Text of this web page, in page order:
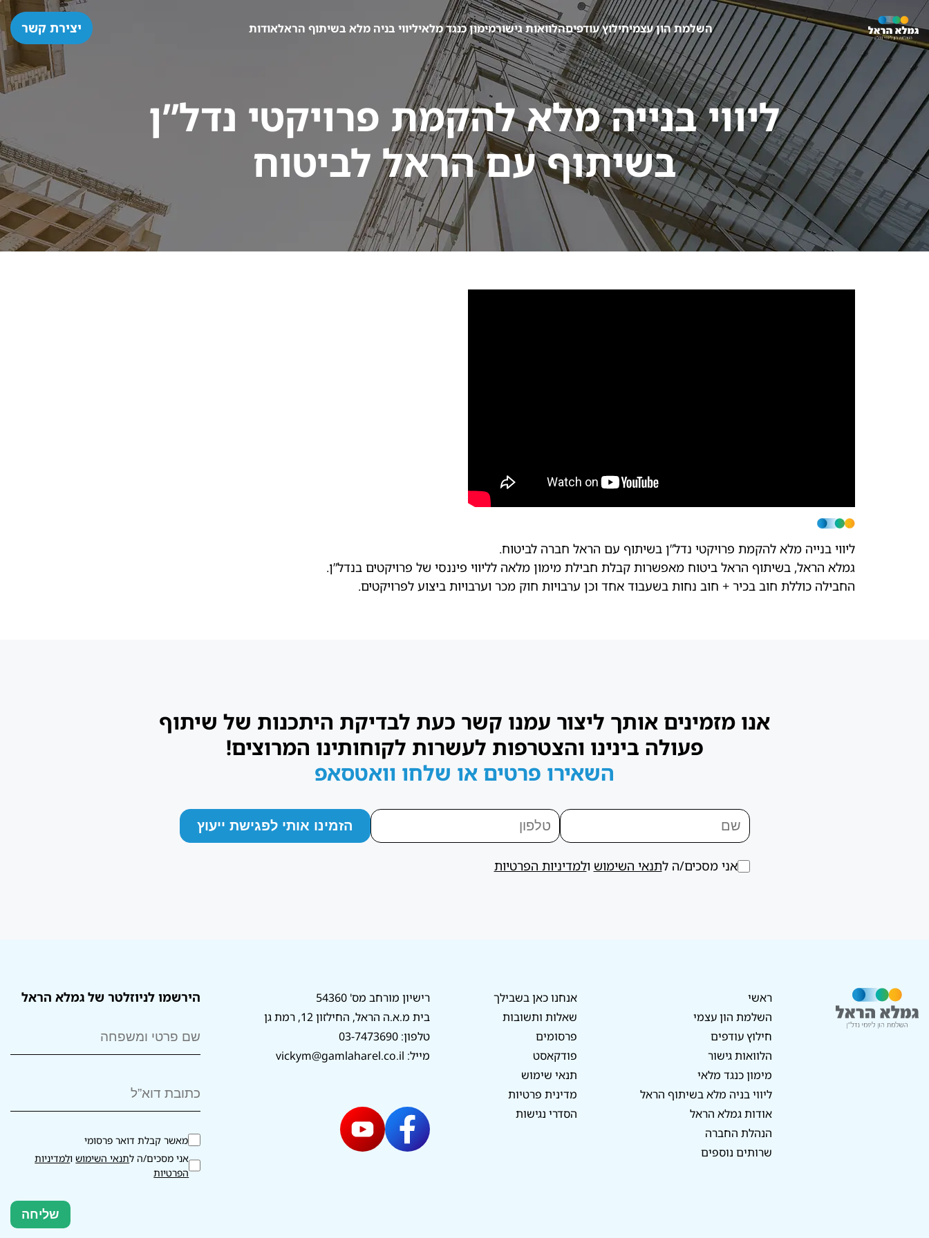
השלמת הון עצמיחילוץ עודפיםהלוואות גישורמימון כנגד מלאיליווי בניה מלא בשיתוף הראלאודות יצירת קשר
ליווי בנייה מלא להקמת פרויקטי נדל”ן
בשיתוף עם הראל לביטוח
ליווי בנייה מלא להקמת פרויקטי נדל”ן בשיתוף עם הראל חברה לביטוח.
גמלא הראל, בשיתוף הראל ביטוח מאפשרות קבלת חבילת מימון מלאה לליווי פיננסי של פרויקטים בנדל”ן.
החבילה כוללת חוב בכיר + חוב נחות בשעבוד אחד וכן ערבויות חוק מכר וערבויות ביצוע לפרויקטים.
אנו מזמינים אותך ליצור עמנו קשר כעת לבדיקת היתכנות של שיתוף
פעולה בינינו והצטרפות לעשרות לקוחותינו המרוצים!
השאירו פרטים או שלחו וואטסאפ
אני מסכים/ה לתנאי השימוש ולמדיניות הפרטיות
ראשי
השלמת הון עצמי
חילוץ עודפים
הלוואות גישור
מימון כנגד מלאי
ליווי בניה מלא בשיתוף הראל
אודות גמלא הראל
הנהלת החברה
שרותים נוספים
אנחנו כאן בשבילך
שאלות ותשובות
פרסומים
פודקאסט
תנאי שימוש
מדינית פרטיות
הסדרי נגישות
רישיון מורחב מס' 54360
בית מ.א.ה הראל, החילזון 12, רמת גן
טלפון:03-7473690
מייל: vickym@gamlaharel.co.il
הירשמו לניוזלטר של גמלא הראל
מאשר קבלת דואר פרסומי
אני מסכים/ה לתנאי השימושולמדיניות
הפרטיות